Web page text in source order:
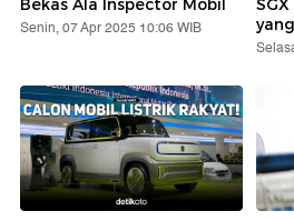
Bekas Ala Inspector Mobil
Senin, 07 Apr 2025 10:06 WIB